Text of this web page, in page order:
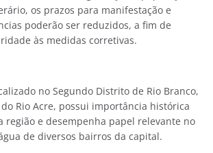
os prazos para manifestação e
poderão ser reduzidos, a fim de
às medidas corretivas.
no Segundo Distrito de Rio Branco,
Rio Acre, possui importância histórica
região e desempenha papel relevante no
de diversos bairros da capital.